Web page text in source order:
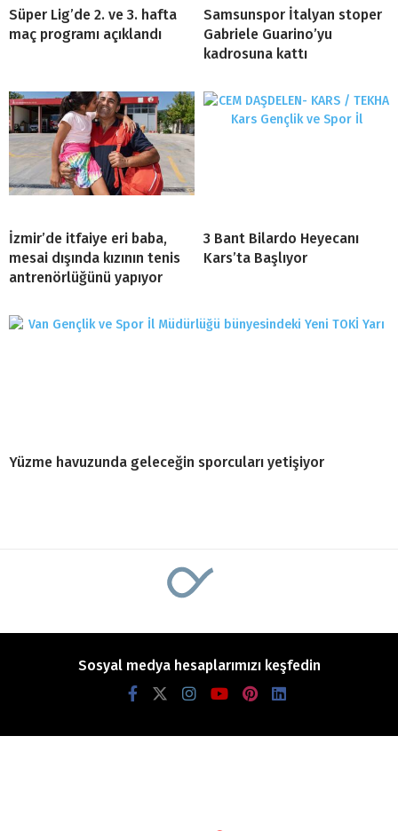
Süper Lig’de 2. ve 3. hafta
maç programı açıklandı
Samsunspor İtalyan stoper
Gabriele Guarino’yu
kadrosuna kattı
İzmir’de itfaiye eri baba,
mesai dışında kızının tenis
antrenörlüğünü yapıyor
3 Bant Bilardo Heyecanı
Kars’ta Başlıyor
Yüzme havuzunda geleceğin sporcuları yetişiyor
Sosyal medya hesaplarımızı keşfedin